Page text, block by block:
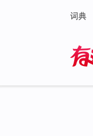
词典